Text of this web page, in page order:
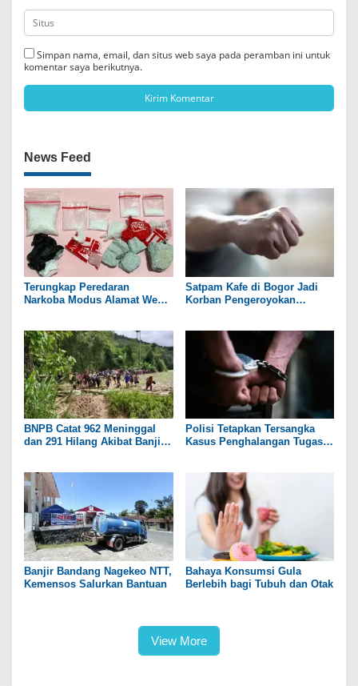
Simpan nama, email, dan situs web saya pada peramban ini untuk
komentar saya berikutnya.
News Feed
Terungkap Peredaran
Narkoba Modus Alamat Web
Satpam Kafe di Bogor Jadi
Korban Pengeroyokan
BNPB Catat 962 Meninggal
dan 291 Hilang Akibat Banjir
Polisi Tetapkan Tersangka
Kasus Penghalangan Tugas
Banjir Bandang Nagekeo NTT,
Kemensos Salurkan Bantuan
Bahaya Konsumsi Gula
Berlebih bagi Tubuh dan Otak
View More